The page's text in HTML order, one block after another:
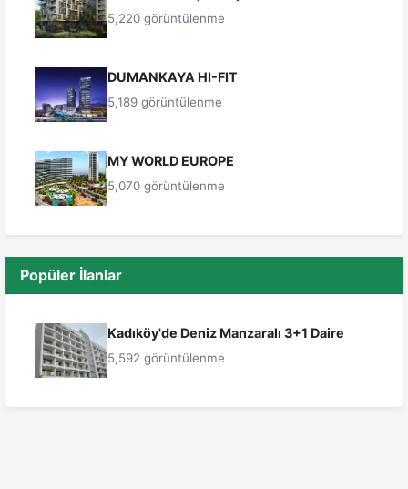
5,220 görüntülenme
DUMANKAYA HI-FIT
5,189 görüntülenme
MY WORLD EUROPE
5,070 görüntülenme
Popüler İlanlar
Kadıköy'de Deniz Manzaralı 3+1 Daire
5,592 görüntülenme